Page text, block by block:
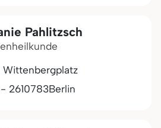
Pahlitzsch
- 2610783Berlin